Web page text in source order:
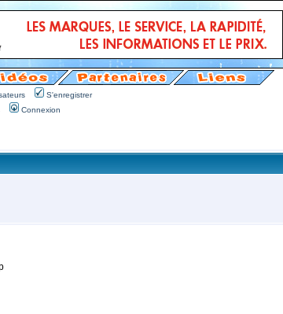
S'enregistrer
Connexion